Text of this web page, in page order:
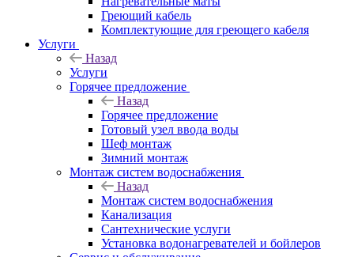
Греющий кабель
Комплектующие для греющего кабеля
Услуги
Назад
Услуги
Горячее предложение
Назад
Горячее предложение
Готовый узел ввода воды
Шеф монтаж
Зимний монтаж
Монтаж систем водоснабжения
Назад
Монтаж систем водоснабжения
Канализация
Сантехнические услуги
Установка водонагревателей и бойлеров